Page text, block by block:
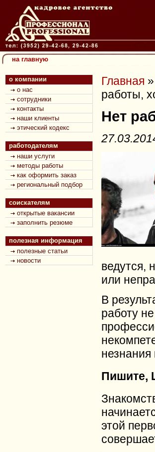
на главную
о компании
о нас
сотрудники
контакты
наши клиенты
этический кодекс
работодателям
наши услуги
методы работы
как оформить заказ
региональный подбор
соискателям
открытые вакансии
заполнить резюме
полезная информация
полезные статьи
новости
Главная »
работы,
Нет
ведутся,
или
В
работу
Пишите,
этой